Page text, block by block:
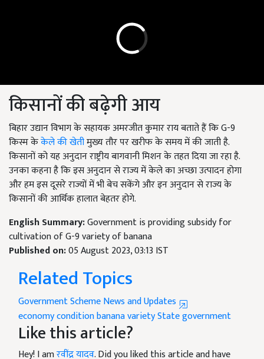
किसानों की बढ़ेगी आय
बिहार उद्यान विभाग के सहायक अमरजीत कुमार राय बताते हैं किG-9
किस्म केकेले की खेतीमुख्य तौर पर खरीफ के समय में की जाती है.
किसानों को यह अनुदान राष्ट्रीय बागवानी मिशन के तहत दिया जा रहा है.
उनका कहना है कि इस अनुदान से राज्य में केले का अच्छा उत्पादन होगा
और हम इस दूसरे राज्यों में भी बेच सकेंगे और इन अनुदान से राज्य के
किसानों की आर्थिक हालात बेहतर होगे.
English Summary:Government is providing subsidy for
cultivation of G-9 variety of banana
Published on:05 August 2023, 03:13 IST
Related Topics
Government Scheme News and Updates
economy conditionbanana varietyState government
Like this article?
Hey! I amरवींद्र यादव. Did you liked this article and have